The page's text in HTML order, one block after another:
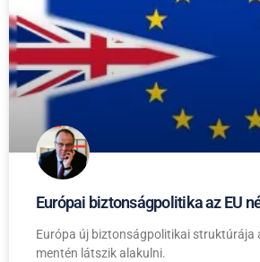
Európai biztonságpolitika az EU
Európa új biztonságpolitikai struktúrája
mentén látszik alakulni.